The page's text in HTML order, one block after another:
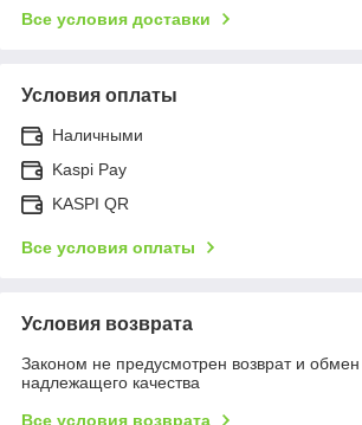
Все условия доставки
Условия оплаты
Наличными
Kaspi Pay
KASPI QR
Все условия оплаты
Условия возврата
Законом не предусмотрен возврат и обмен
надлежащего качества
Все условия возврата